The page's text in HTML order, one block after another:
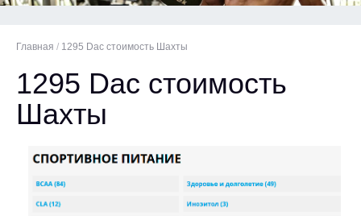
Главная / 1295 Dac стоимость Шахты
1295 Dac стоимость
Шахты